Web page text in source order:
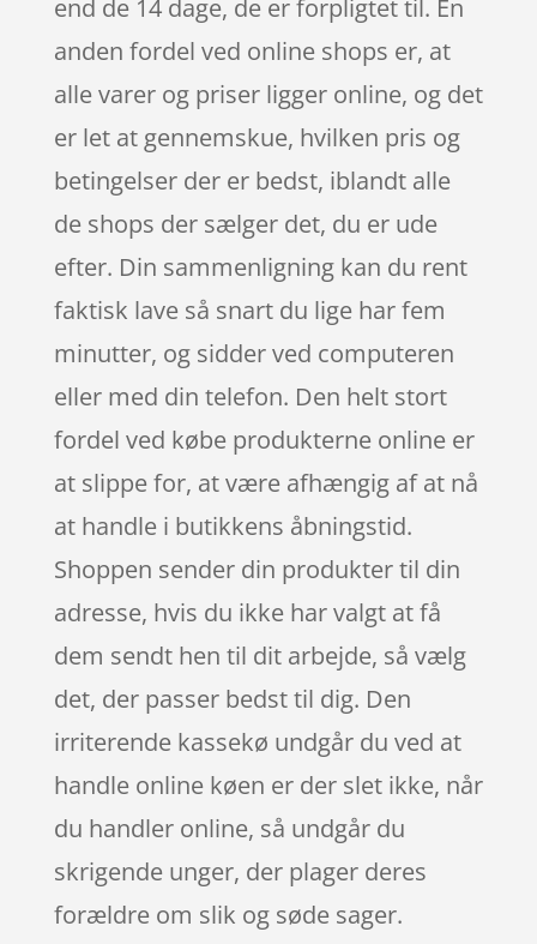
end de 14 dage, de er forpligtet til. En
anden fordel ved online shops er, at
alle varer og priser ligger online, og det
er let at gennemskue, hvilken pris og
betingelser der er bedst, iblandt alle
de shops der sælger det, du er ude
efter. Din sammenligning kan du rent
faktisk lave så snart du lige har fem
minutter, og sidder ved computeren
eller med din telefon. Den helt stort
fordel ved købe produkterne online er
at slippe for, at være afhængig af at nå
at handle i butikkens åbningstid.
Shoppen sender din produkter til din
adresse, hvis du ikke har valgt at få
dem sendt hen til dit arbejde, så vælg
det, der passer bedst til dig. Den
irriterende kassekø undgår du ved at
handle online køen er der slet ikke, når
du handler online, så undgår du
skrigende unger, der plager deres
forældre om slik og søde sager.